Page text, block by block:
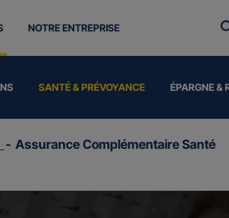
SANTÉ & PRÉVOYANCE ÉPARGNE &
NOTRE ENTREPRISE
Assurance Complémentaire Santé